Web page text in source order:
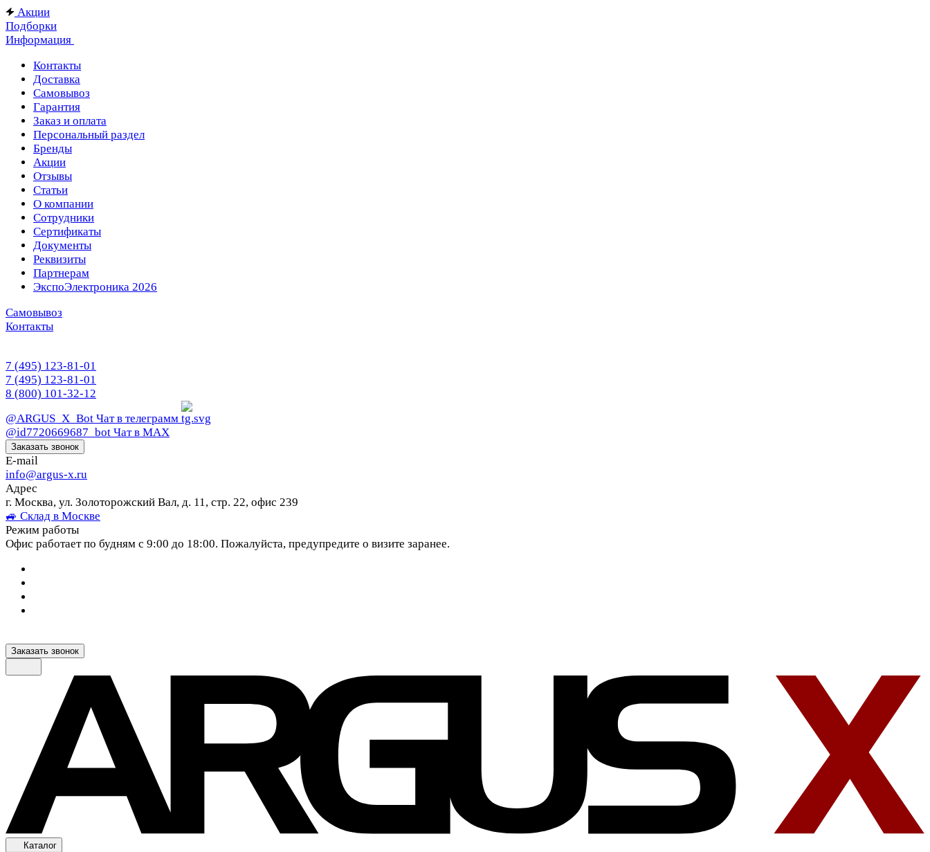
Акции
Подборки
Информация
Контакты
Доставка
Самовывоз
Гарантия
Заказ и оплата
Персональный раздел
Бренды
Акции
Отзывы
Статьи
О компании
Сотрудники
Сертификаты
Документы
Реквизиты
Партнерам
ЭкспоЭлектроника 2026
Самовывоз
Контакты
7 (495) 123-81-01
7 (495) 123-81-01
8 (800) 101-32-12
@ARGUS_X_Bot Чат в телеграмм
@id7720669687_bot Чат в МАХ
Заказать звонок
E-mail
info@argus-x.ru
Адрес
г. Москва, ул. Золоторожский Вал, д. 11, стр. 22, офис 239
🚙 Склад в Москве
Режим работы
Офис работает по будням с 9:00 до 18:00. Пожалуйста, предупредите о визите заранее.
Заказать звонок
Каталог